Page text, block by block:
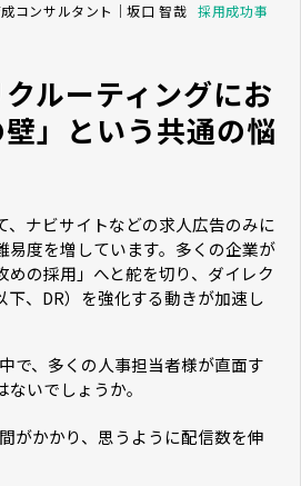
コンサルタント｜坂口 智哉
採用成功事
ルーティングにお
」という共通の悩
、ナビサイトなどの求人広告のみに
易度を増しています。多くの企業が
めの採用」へと舵を切り、ダイレク
下、DR）を強化する動きが加速し
で、多くの人事担当者様が直面す
いでしょうか。
がかかり、思うように配信数を伸